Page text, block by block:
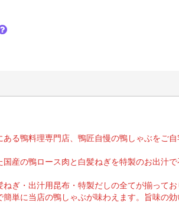
ある鴨料理専門店、鴨匠自慢の鴨しゃぶをご
国産の鴨ロース肉と白髪ねぎを特製のお出汁
ねぎ・出汁用昆布・特製だしの全てが揃って
簡単に当店の鴨しゃぶが味わえます。旨味の